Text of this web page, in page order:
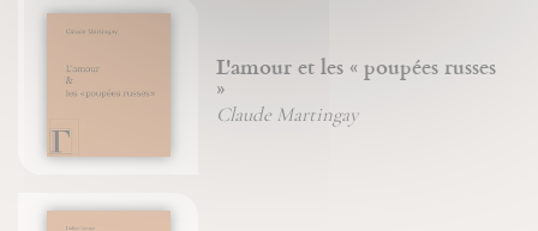
L'amour et les « poupées russes
»
Claude Martingay